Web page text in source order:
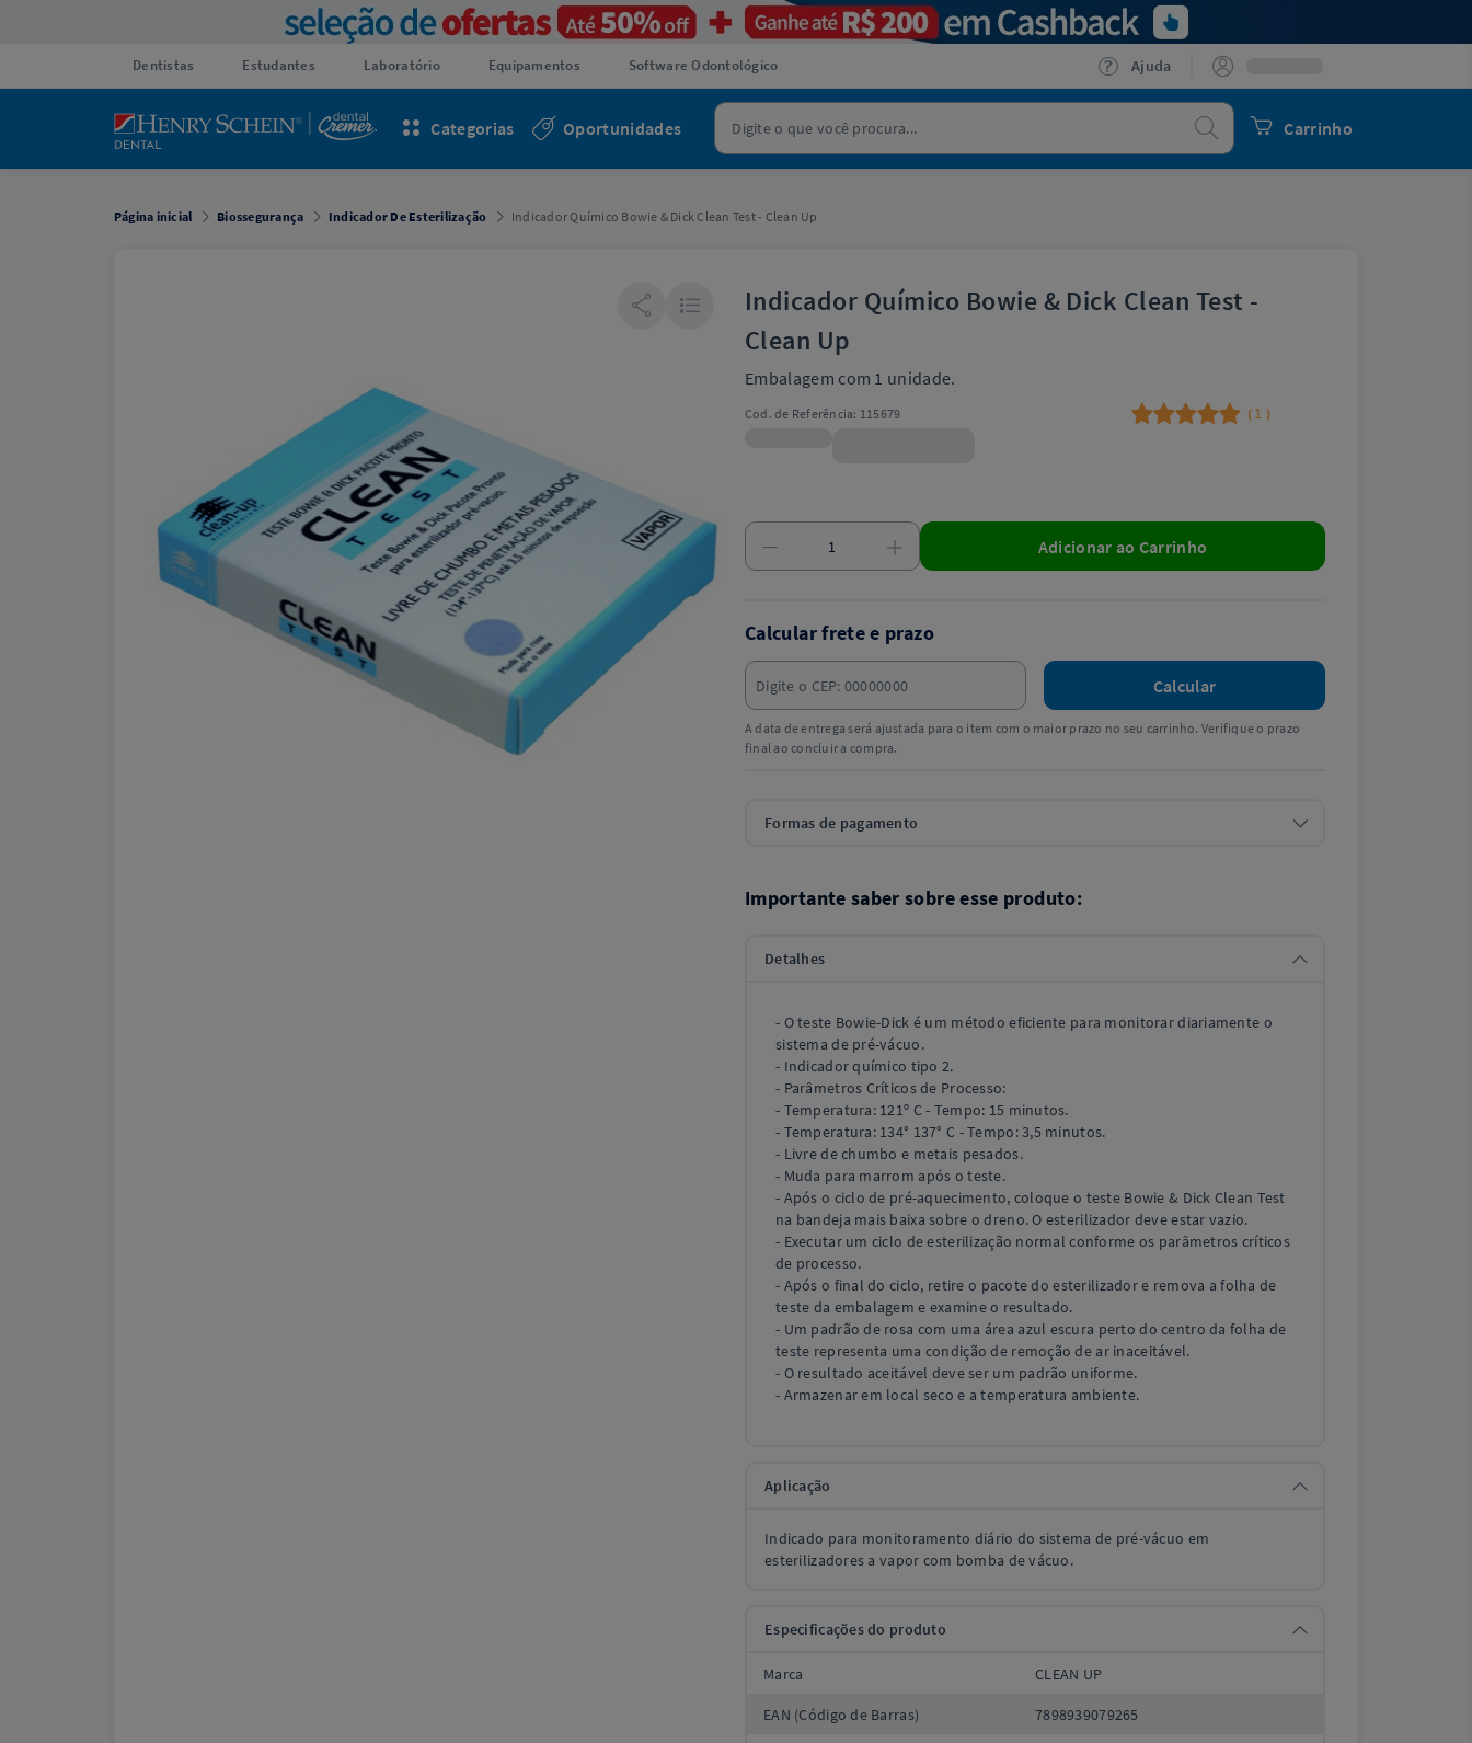
Dentistas Estudantes Laboratório Equipamentos Software Odontológico Ajuda
Carrinho
Procurar
Oportunidades
Categorias
Página inicial Biossegurança Indicador De Esterilização Indicador Químico Bowie & Dick Clean Test - Clean Up
Indicador Químico Bowie & Dick Clean Test -
Clean Up
Embalagem com 1 unidade.
Cod. de Referência: 115679 ( 1 )
Adicionar ao Carrinho
Calcular frete e prazo
Calcular
A data de entrega será ajustada para o item com o maior prazo no seu carrinho. Verifique o prazo
final ao concluir a compra.
Formas de pagamento
Importante saber sobre esse produto:
Detalhes
- O teste Bowie-Dick é um método eficiente para monitorar diariamente o
sistema de pré-vácuo.
- Indicador químico tipo 2.
- Parâmetros Críticos de Processo:
- Temperatura: 121º C - Tempo: 15 minutos.
- Temperatura: 134° 137° C - Tempo: 3,5 minutos.
- Livre de chumbo e metais pesados.
- Muda para marrom após o teste.
- Após o ciclo de pré-aquecimento, coloque o teste Bowie & Dick Clean Test
na bandeja mais baixa sobre o dreno. O esterilizador deve estar vazio.
- Executar um ciclo de esterilização normal conforme os parâmetros críticos
de processo.
- Após o final do ciclo, retire o pacote do esterilizador e remova a folha de
teste da embalagem e examine o resultado.
- Um padrão de rosa com uma área azul escura perto do centro da folha de
teste representa uma condição de remoção de ar inaceitável.
- O resultado aceitável deve ser um padrão uniforme.
- Armazenar em local seco e a temperatura ambiente.
Aplicação
Indicado para monitoramento diário do sistema de pré-vácuo em
esterilizadores a vapor com bomba de vácuo.
Especificações do produto
Marca CLEAN UP
EAN (Código de Barras) 7898939079265